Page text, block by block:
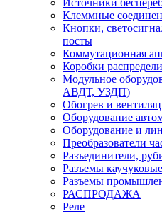
Клеммные
Кнопки,
посты
Коммутационная
Коробки
Модульное
АВДТ, УЗДП)
Обогрев и
Оборудование
Оборудование и
Преобразователи
Разъединители,
Разъемы каучуковые
Разъемы
РАСПРОДАЖА
Реле